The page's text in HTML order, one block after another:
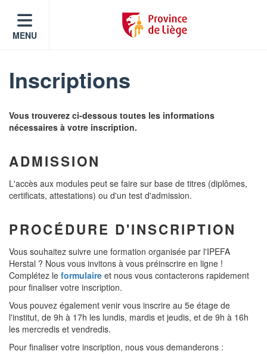
MENU
Inscriptions
Vous trouverez ci-dessous toutes les informations
nécessaires à votre inscription.
ADMISSION
L'accès aux modules peut se faire sur base de titres (diplômes,
certificats, attestations) ou d'un test d'admission.
PROCÉDURE D'INSCRIPTION
Vous souhaitez suivre une formation organisée par l'IPEFA
Herstal ? Nous vous invitons à vous préinscrire en ligne !
Complétez le formulaire et nous vous contacterons rapidement
pour finaliser votre inscription.
Vous pouvez également venir vous inscrire au 5e étage de
l'institut, de 9h à 17h les lundis, mardis et jeudis, et de 9h à 16h
les mercredis et vendredis.
Pour finaliser votre inscription, nous vous demanderons :